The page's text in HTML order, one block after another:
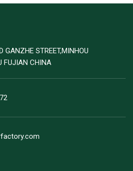
GANZHE STREET,MINHOU
FUJIAN CHINA